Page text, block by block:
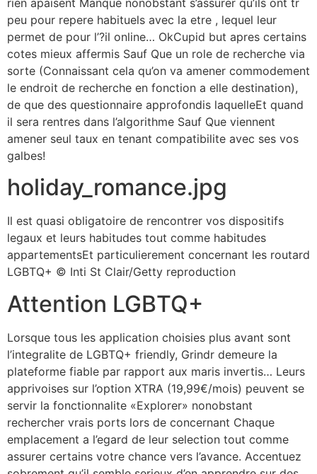
peu pour repere habituels avec la etre , lequel leur
permet de pour l’?il online… OkCupid but apres certains
cotes mieux affermis Sauf Que un role de recherche via
sorte (Connaissant cela qu’on va amener commodement
le endroit de recherche en fonction a elle destination),
de que des questionnaire approfondis laquelleEt quand
il sera rentres dans l’algorithme Sauf Que viennent
amener seul taux en tenant compatibilite avec ses vos
galbes!
holiday_romance.jpg
Il est quasi obligatoire de rencontrer vos dispositifs
legaux et leurs habitudes tout comme habitudes
appartementsEt particulierement concernant les routard
LGBTQ+ © Inti St Clair/Getty reproduction
Attention LGBTQ+
Lorsque tous les application choisies plus avant sont
l’integralite de LGBTQ+ friendly, Grindr demeure la
plateforme fiable par rapport aux maris invertis… Leurs
apprivoises sur l’option XTRA (19,99€/mois) peuvent se
servir la fonctionnalite «Explorer» nonobstant
rechercher vrais ports lors de concernant Chaque
emplacement a l’egard de leur selection tout comme
assurer certains votre chance vers l’avance. Accentuez